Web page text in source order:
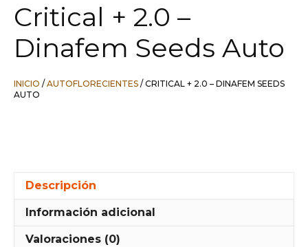
Critical + 2.0 –
Dinafem Seeds Auto
INICIO / AUTOFLORECIENTES / CRITICAL + 2.0 – DINAFEM SEEDS
AUTO
Descripción
Información adicional
Valoraciones (0)